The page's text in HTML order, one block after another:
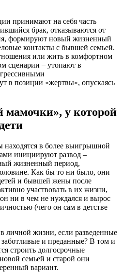
принимают на себя часть
брак, отказываются от
формируют новый жизненный
контакты с бывшей семьей.
или жить в комфортном
сценарии – утопают в
в позиции «жертвы», опускаясь
мамочки», у которой
находятся в более выигрышной
инициируют развод –
жизненный период,
Как бы то ни было, они
и бывшей жены после
участвовать в их жизни,
ни в чем не нуждался и вырос
(чего он сам в детстве
личной жизни, если разведенные
и преданные? В том и
строить долгосрочные
семьей и старой они
вариант.